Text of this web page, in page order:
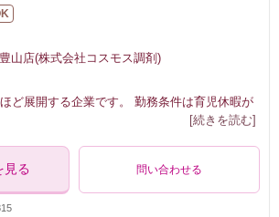
山店(株式会社コスモス調剤)
ど展開する企業です。 勤務条件は育児休暇が
[続きを読む]
見る 問い合わせる